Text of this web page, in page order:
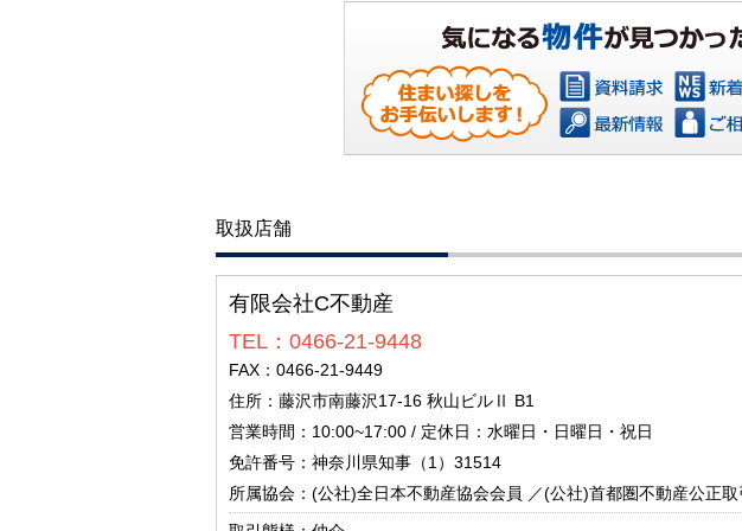
取扱店舗
有限会社C不動産
TEL：0466-21-9448
FAX：0466-21-9449
住所：藤沢市南藤沢17-16 秋山ビルⅡ B1
営業時間：10:00~17:00 / 定休日：水曜日・日曜日・祝日
免許番号：神奈川県知事（1）31514
所属協会：(公社)全日本不動産協会会員 ／(公社)首都圏不動産公正